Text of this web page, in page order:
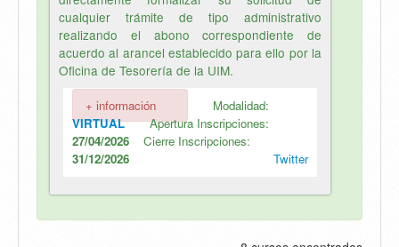
cualquier trámite de tipo administrativo
realizando el abono correspondiente de
acuerdo al arancel establecido para ello por la
Oficina de Tesorería de la UIM.
+ información
Modalidad:
VIRTUALApertura Inscripciones:
27/04/2026Cierre Inscripciones:
31/12/2026
Twitter